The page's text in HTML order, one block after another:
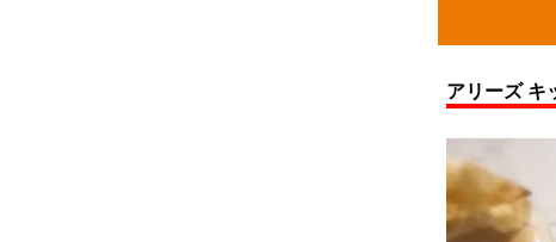
アリーズ キ